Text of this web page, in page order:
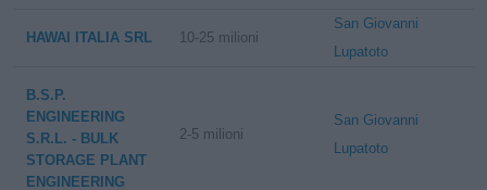
HAWAI ITALIA SRL 10-25 milioni
San Giovanni
Lupatoto
B.S.P.
ENGINEERING
S.R.L. - BULK
STORAGE PLANT
ENGINEERING
2-5 milioni
San Giovanni
Lupatoto